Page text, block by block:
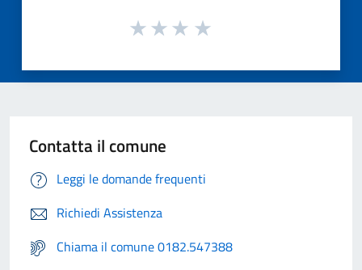
Contatta il comune
Leggi le domande frequenti
Richiedi Assistenza
Chiama il comune 0182.547388